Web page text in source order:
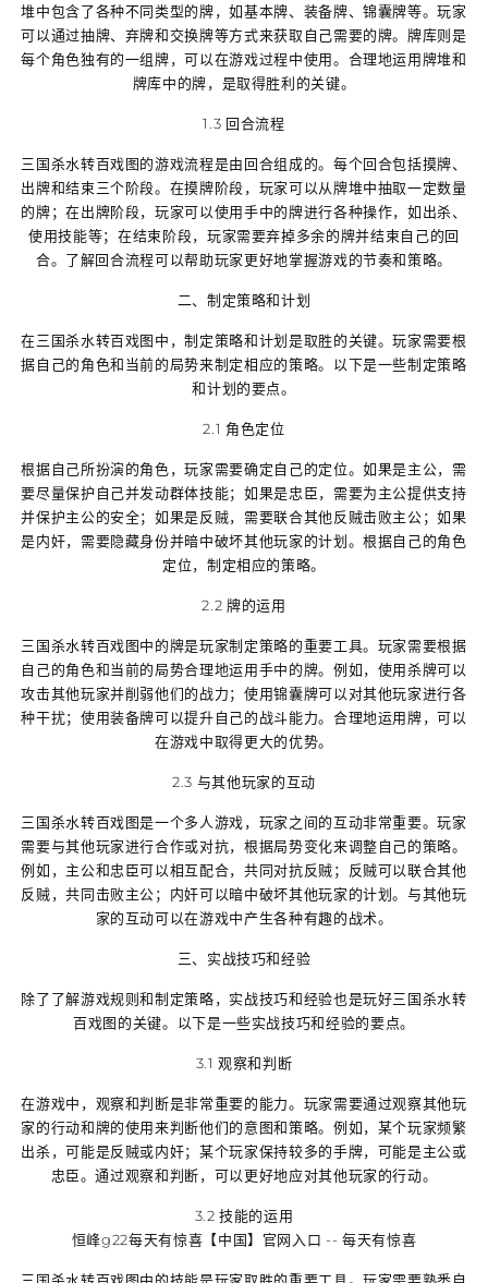
堆中包含了各种不同类型的牌，如基本牌、装备牌、锦囊牌等。玩家
可以通过抽牌、弃牌和交换牌等方式来获取自己需要的牌。牌库则是
每个角色独有的一组牌，可以在游戏过程中使用。合理地运用牌堆和
牌库中的牌，是取得胜利的关键。
1.3 回合流程
三国杀水转百戏图的游戏流程是由回合组成的。每个回合包括摸牌、
出牌和结束三个阶段。在摸牌阶段，玩家可以从牌堆中抽取一定数量
的牌；在出牌阶段，玩家可以使用手中的牌进行各种操作，如出杀、
使用技能等；在结束阶段，玩家需要弃掉多余的牌并结束自己的回
合。了解回合流程可以帮助玩家更好地掌握游戏的节奏和策略。
二、制定策略和计划
在三国杀水转百戏图中，制定策略和计划是取胜的关键。玩家需要根
据自己的角色和当前的局势来制定相应的策略。以下是一些制定策略
和计划的要点。
2.1 角色定位
根据自己所扮演的角色，玩家需要确定自己的定位。如果是主公，需
要尽量保护自己并发动群体技能；如果是忠臣，需要为主公提供支持
并保护主公的安全；如果是反贼，需要联合其他反贼击败主公；如果
是内奸，需要隐藏身份并暗中破坏其他玩家的计划。根据自己的角色
定位，制定相应的策略。
2.2 牌的运用
三国杀水转百戏图中的牌是玩家制定策略的重要工具。玩家需要根据
自己的角色和当前的局势合理地运用手中的牌。例如，使用杀牌可以
攻击其他玩家并削弱他们的战力；使用锦囊牌可以对其他玩家进行各
种干扰；使用装备牌可以提升自己的战斗能力。合理地运用牌，可以
在游戏中取得更大的优势。
2.3 与其他玩家的互动
三国杀水转百戏图是一个多人游戏，玩家之间的互动非常重要。玩家
需要与其他玩家进行合作或对抗，根据局势变化来调整自己的策略。
例如，主公和忠臣可以相互配合，共同对抗反贼；反贼可以联合其他
反贼，共同击败主公；内奸可以暗中破坏其他玩家的计划。与其他玩
家的互动可以在游戏中产生各种有趣的战术。
三、实战技巧和经验
除了了解游戏规则和制定策略，实战技巧和经验也是玩好三国杀水转
百戏图的关键。以下是一些实战技巧和经验的要点。
3.1 观察和判断
在游戏中，观察和判断是非常重要的能力。玩家需要通过观察其他玩
家的行动和牌的使用来判断他们的意图和策略。例如，某个玩家频繁
出杀，可能是反贼或内奸；某个玩家保持较多的手牌，可能是主公或
忠臣。通过观察和判断，可以更好地应对其他玩家的行动。
3.2 技能的运用
恒峰g22每天有惊喜【中国】官网入口 -- 每天有惊喜
三国杀水转百戏图中的技能是玩家取胜的重要工具。玩家需要熟悉自